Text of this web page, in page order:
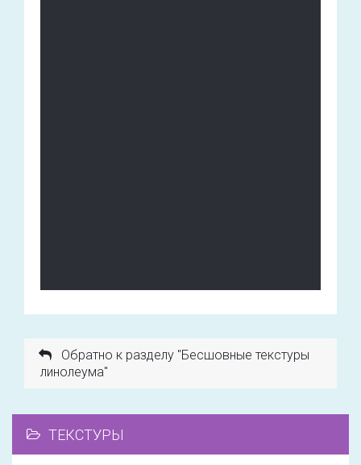
Обратно к разделу "Бесшовные текстуры
линолеума"
ТЕКСТУРЫ